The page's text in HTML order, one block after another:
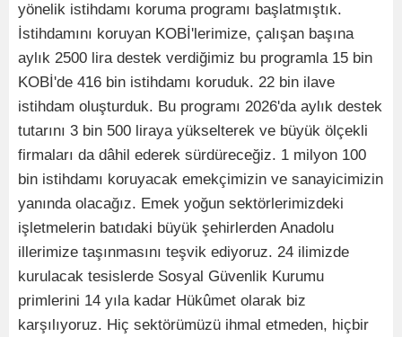
yönelik istihdamı koruma programı başlatmıştık.
İstihdamını koruyan KOBİ'lerimize, çalışan başına
aylık 2500 lira destek verdiğimiz bu programla 15 bin
KOBİ'de 416 bin istihdamı koruduk. 22 bin ilave
istihdam oluşturduk. Bu programı 2026'da aylık destek
tutarını 3 bin 500 liraya yükselterek ve büyük ölçekli
firmaları da dâhil ederek sürdüreceğiz. 1 milyon 100
bin istihdamı koruyacak emekçimizin ve sanayicimizin
yanında olacağız. Emek yoğun sektörlerimizdeki
işletmelerin batıdaki büyük şehirlerden Anadolu
illerimize taşınmasını teşvik ediyoruz. 24 ilimizde
kurulacak tesislerde Sosyal Güvenlik Kurumu
primlerini 14 yıla kadar Hükûmet olarak biz
karşılıyoruz. Hiç sektörümüzü ihmal etmeden, hiçbir